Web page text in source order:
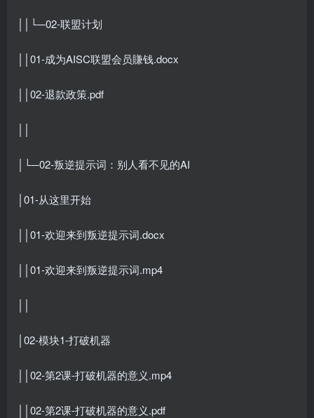
││└─02-联盟计划
││01-成为AISC联盟会员賺钱.docx
││02-退款政策.pdf
│└─02-叛逆提示词：别人看不见的AI
│01-从这里开始
││01-欢迎来到叛逆提示词.docx
││01-欢迎来到叛逆提示词.mp4
│02-模块1-打破机器
││02-第2课-打破机器的意义.mp4
││02-第2课-打破机器的意义.pdf